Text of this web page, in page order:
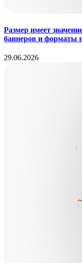
Размер имеет
баннеров и форматы
29.06.2026